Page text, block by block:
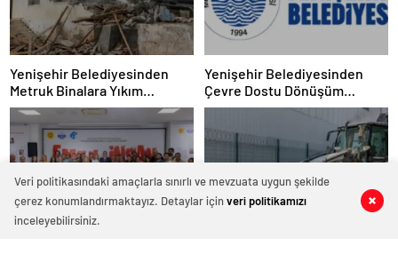
0 0
0 0
Yenişehir Belediyesinden
Metruk Binalara Yıkım
Operasyonu
Yenişehir Belediyesinden
Çevre Dostu Dönüşüm
Projesi
Veri politikasındaki amaçlarla sınırlı ve mevzuata uygun şekilde
çerez konumlandırmaktayız. Detaylar içinveri politikamızı
inceleyebilirsiniz.